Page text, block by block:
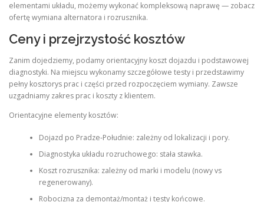
elementami układu, możemy wykonać kompleksową naprawę — zobacz
ofertę wymiana alternatora i rozrusznika.
Ceny i przejrzystość kosztów
Zanim dojedziemy, podamy orientacyjny koszt dojazdu i podstawowej
diagnostyki. Na miejscu wykonamy szczegółowe testy i przedstawimy
pełny kosztorys prac i części przed rozpoczęciem wymiany. Zawsze
uzgadniamy zakres prac i koszty z klientem.
Orientacyjne elementy kosztów:
Dojazd po Pradze‑Południe: zależny od lokalizacji i pory.
Diagnostyka układu rozruchowego: stała stawka.
Koszt rozrusznika: zależny od marki i modelu (nowy vs
regenerowany).
Robocizna za demontaż/montaż i testy końcowe.